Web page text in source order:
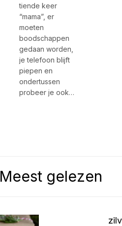
tiende keer
“mama”, er
moeten
boodschappen
gedaan worden,
je telefoon blijft
piepen en
ondertussen
probeer je ook…
Meest gelezen